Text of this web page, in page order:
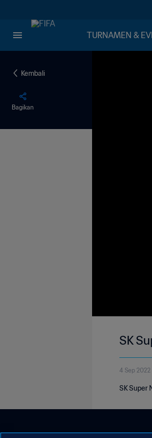
TURNAMEN &
Kembali
Bagikan
SK
4 Sep 2022
SK Super